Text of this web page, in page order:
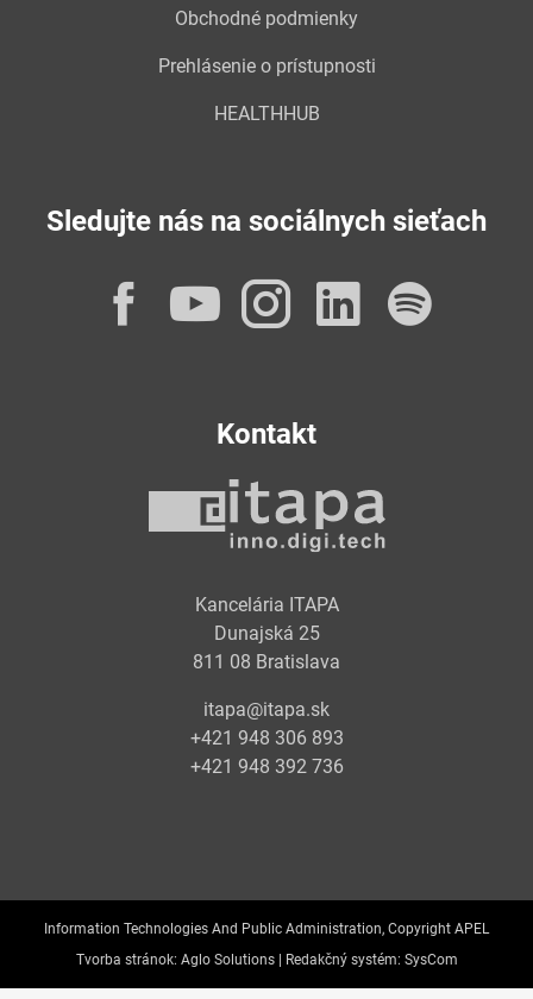
Obchodné podmienky
Prehlásenie o prístupnosti
HEALTHHUB
Sledujte nás na sociálnych sieťach
Facebook
YouTube
Instagram
Kontakt
Kancelária ITAPA
Dunajská 25
811 08 Bratislava
itapa@itapa.sk
+421 948 306 893
+421 948 392 736
Information Technologies And Public Administration, Copyright APEL
Tvorba stránok: Aglo Solutions | Redakčný systém: SysCom